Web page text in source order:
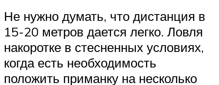
Не нужно думать, что дистанция в
15-20 метров дается легко. Ловля
накоротке в стесненных условиях,
когда есть необходимость
положить приманку на несколько